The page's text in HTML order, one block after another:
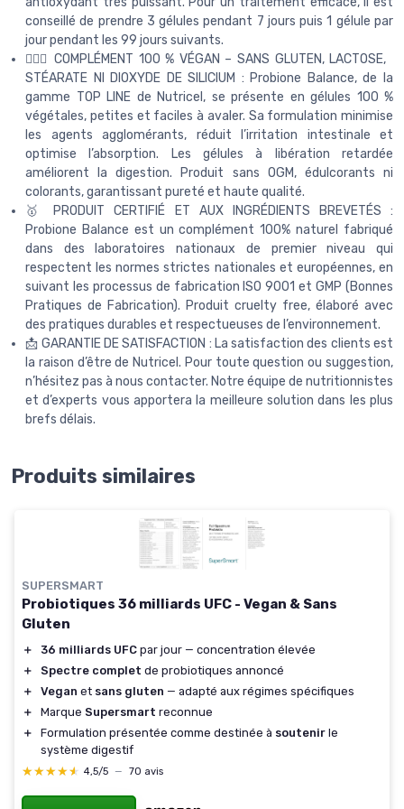
conseillé de prendre 3 gélules pendant 7 jours puis 1 gélule par
jour pendant les 99 jours suivants.
🧘🏻‍♀️ COMPLÉMENT 100 % VÉGAN – SANS GLUTEN, LACTOSE,
STÉARATE NI DIOXYDE DE SILICIUM : Probione Balance, de la
gamme TOP LINE de Nutricel, se présente en gélules 100 %
végétales, petites et faciles à avaler. Sa formulation minimise
les agents agglomérants, réduit l’irritation intestinale et
optimise l’absorption. Les gélules à libération retardée
améliorent la digestion. Produit sans OGM, édulcorants ni
colorants, garantissant pureté et haute qualité.
🥇 PRODUIT CERTIFIÉ ET AUX INGRÉDIENTS BREVETÉS :
Probione Balance est un complément 100% naturel fabriqué
dans des laboratoires nationaux de premier niveau qui
respectent les normes strictes nationales et européennes, en
suivant les processus de fabrication ISO 9001 et GMP (Bonnes
Pratiques de Fabrication). Produit cruelty free, élaboré avec
des pratiques durables et respectueuses de l’environnement.
📩 GARANTIE DE SATISFACTION : La satisfaction des clients est
la raison d’être de Nutricel. Pour toute question ou suggestion,
n’hésitez pas à nous contacter. Notre équipe de nutritionnistes
et d’experts vous apportera la meilleure solution dans les plus
brefs délais.
Produits similaires
SUPERSMART
Probiotiques 36 milliards UFC - Vegan & Sans
Gluten
＋ 36 milliards UFC par jour — concentration élevée
＋
Spectre complet de probiotiques annoncé
＋
Vegan et sans gluten — adapté aux régimes spécifiques
＋
Marque Supersmart reconnue
＋
Formulation présentée comme destinée à soutenir le
système digestif
★★★★★
★★★★★ 4,5/5 — 70 avis